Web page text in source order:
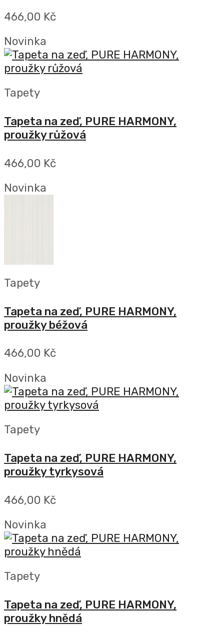
466,00 Kč
Novinka
Tapety
Tapeta na zeď, PURE HARMONY,
proužky růžová
466,00 Kč
Novinka
Tapety
Tapeta na zeď, PURE HARMONY,
proužky béžová
466,00 Kč
Novinka
Tapety
Tapeta na zeď, PURE HARMONY,
proužky tyrkysová
466,00 Kč
Novinka
Tapety
Tapeta na zeď, PURE HARMONY,
proužky hnědá